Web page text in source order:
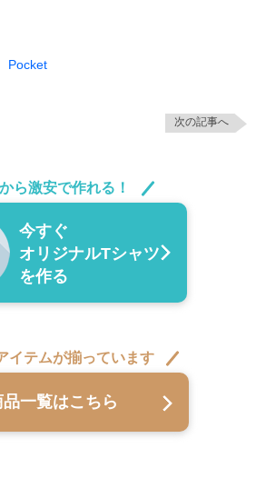
Pocket
次の記事へ
ら激安で作れる！
今すぐ
オリジナルTシャツ
を作る
イテムが揃っています
品一覧はこちら